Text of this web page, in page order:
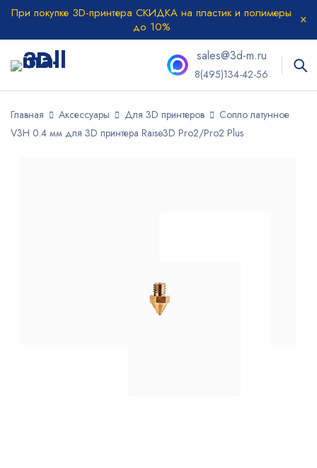
При покупке 3D-принтера СКИДКА на пластик и полимеры
до 10%
sales@3d-m.ru
8(495)134-42-56
Главная Аксессуары Для 3D принтеров
Сопло латунное
V3H 0.4 мм для 3D принтера Raise3D Pro2/Pro2 Plus